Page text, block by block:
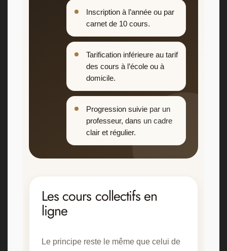
Inscription à l’année ou par
carnet de 10 cours.
Tarification inférieure au tarif
des cours à l’école ou à
domicile.
Progression suivie par un
professeur, dans un cadre
clair et régulier.
Les cours collectifs en
ligne
Le principe reste le même que celui de